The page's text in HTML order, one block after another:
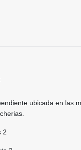
ubicada en las
2